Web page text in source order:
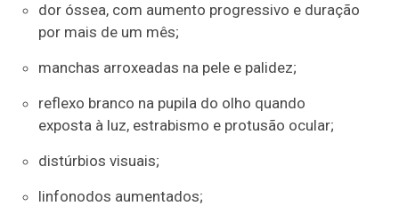
dor óssea, com aumento progressivo e duração
por mais de um mês;
manchas arroxeadas na pele e palidez;
reflexo branco na pupila do olho quando
exposta à luz, estrabismo e protusão ocular;
distúrbios visuais;
linfonodos aumentados;